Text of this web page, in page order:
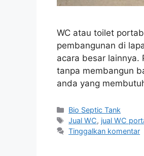
WC atau toilet
pembangunan di
acara besar lainnya.
tanpa membangun
anda yang
Kategori
Bio Septic Tank
Tag
Jual WC, jual WC
Tinggalkan komentar